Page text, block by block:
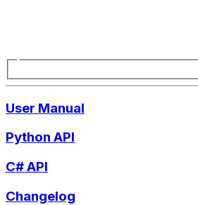
User Manual
Python API
C# API
Changelog